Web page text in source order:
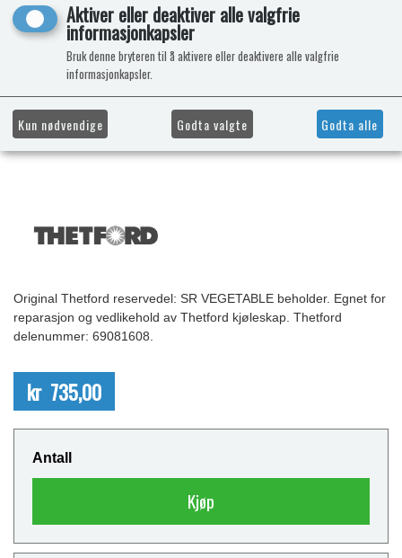
Original Thetford reservedel: SR VEGETABLE beholder. Egnet for
reparasjon og vedlikehold av Thetford kjøleskap. Thetford
delenummer: 69081608.
kr 735,00
Antall
Kjøp
Aktiver eller deaktiver alle valgfrie
informasjonkapsler
Bruk denne bryteren til å aktivere eller deaktivere alle valgfrie
informasjonkapsler.
Kun nødvendige Godta valgte Godta alle